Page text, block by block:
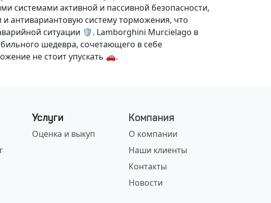
системами активной и пассивной безопасности,
и антивариантовую систему торможения, что
ситуации 🛡️. Lamborghini Murcielago в
шедевра, сочетающего в себе
не стоит упускать 🚗.
Услуги
Оценка и выкуп
Компания
О компании
Наши клиенты
Контакты
Новости